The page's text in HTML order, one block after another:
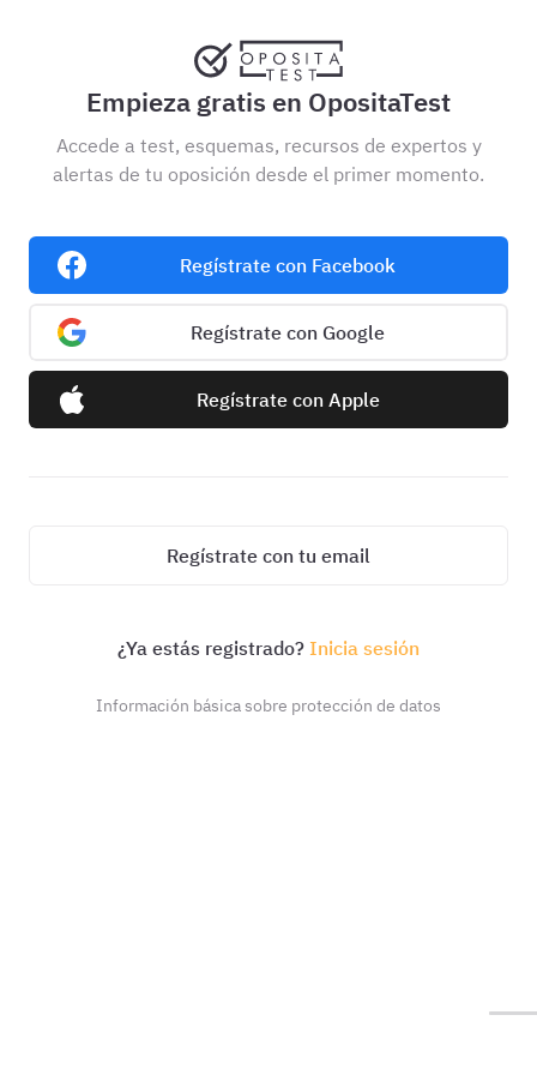
Empieza gratis en OpositaTest
Accede a test, esquemas, recursos de expertos y
alertas de tu oposición desde el primer momento.
Regístrate con Facebook
Regístrate con Google
Regístrate con Apple
Regístrate con tu email
¿Ya estás registrado? Inicia sesión
Información básica sobre protección de datos